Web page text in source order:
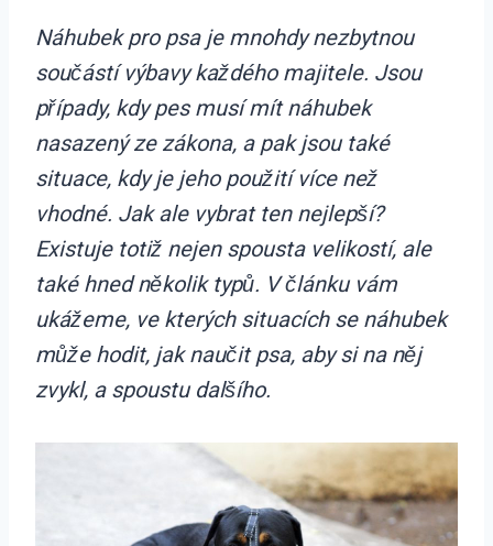
Náhubek pro psa je mnohdy nezbytnou
součástí výbavy každého majitele. Jsou
případy, kdy pes musí mít náhubek
nasazený ze zákona, a pak jsou také
situace, kdy je jeho použití více než
vhodné. Jak ale vybrat ten nejlepší?
Existuje totiž nejen spousta velikostí, ale
také hned několik typů. V článku vám
ukážeme, ve kterých situacích se náhubek
může hodit, jak naučit psa, aby si na něj
zvykl, a spoustu dalšího.